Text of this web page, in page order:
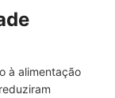
à alimentação